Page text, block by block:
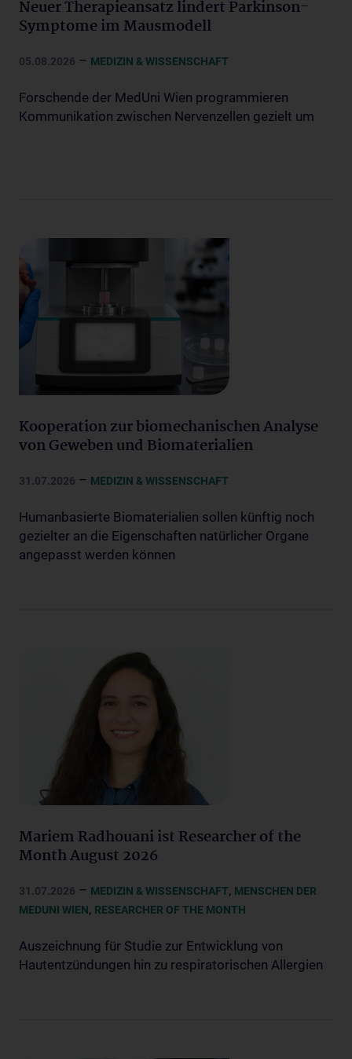
Neuer Therapieansatz lindert Parkinson-
Symptome im Mausmodell
05.08.2026 – MEDIZIN & WISSENSCHAFT
Forschende der MedUni Wien programmieren
Kommunikation zwischen Nervenzellen gezielt um
Kooperation zur biomechanischen Analyse
von Geweben und Biomaterialien
31.07.2026 – MEDIZIN & WISSENSCHAFT
Humanbasierte Biomaterialien sollen künftig noch
gezielter an die Eigenschaften natürlicher Organe
angepasst werden können
Mariem Radhouani ist Researcher of the
Month August 2026
31.07.2026 – MEDIZIN & WISSENSCHAFT, MENSCHEN DER
MEDUNI WIEN, RESEARCHER OF THE MONTH
Auszeichnung für Studie zur Entwicklung von
Hautentzündungen hin zu respiratorischen Allergien